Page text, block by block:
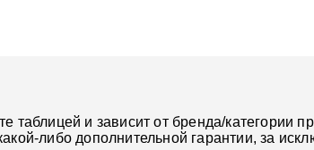
таблицей и зависит от бренда/категории
либо дополнительной гарантии, за